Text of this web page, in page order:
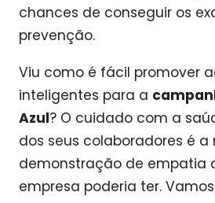
chances de conseguir os
prevenção.
Viu como é fácil promover
inteligentes para a
Azul? O cuidado com a
dos seus colaboradores é a
demonstração de empatia
empresa poderia ter.